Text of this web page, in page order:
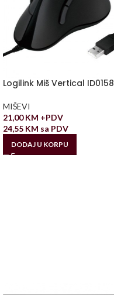
Logilink Miš Vertical ID0158
MIŠEVI
21,00KM +PDV
24,55 KM sa PDV
DODAJ U KORPU